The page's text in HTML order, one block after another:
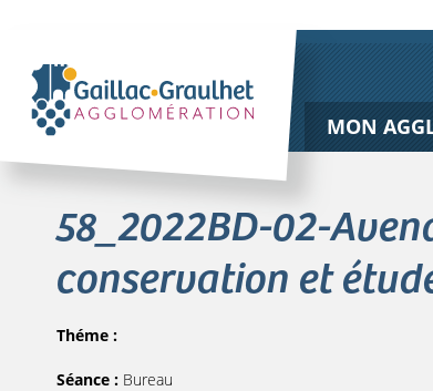
MON
58_2022BD-02-
conservation et
Théme :
Séance : Bureau